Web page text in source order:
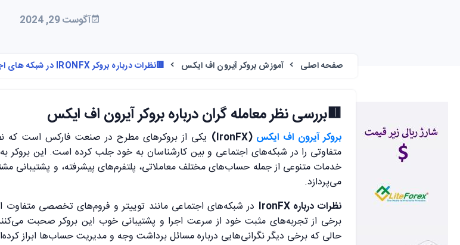
آگوست 29, 2024
صفحه اصلی آموزش بروکر آیرون اف ایکس 🟥نظرات درباره بروکر IRONFX در شبکه های اجتماعی – بررسی نظر کارشناسان در مورد بروکر آیرون اف ایکس🟥
🟥بررسی نظر معامله گران درباره بروکر آیرون اف ایکس
بروکر آیرون اف ایکس (IronFX)
یکی از بروکرهای مطرح در صنعت فارکس است که
متفاوتی را در شبکه‌های اجتماعی و بین کارشناسان به خود جلب کرده است. این بروکر به
خدمات متنوعی از جمله حساب‌های مختلف معاملاتی، پلتفرم‌های پیشرفته، و پشتیبانی
می‌پردازد.
نظرات درباره IronFX
در شبکه‌های اجتماعی مانند توییتر و فروم‌های تخصصی متفاوت
برخی از تجربه‌های مثبت خود از سرعت اجرا و پشتیبانی خوب این بروکر صحبت
حالی که برخی دیگر نگرانی‌هایی درباره مسائل برداشت وجه و مدیریت حساب‌ها ابراز